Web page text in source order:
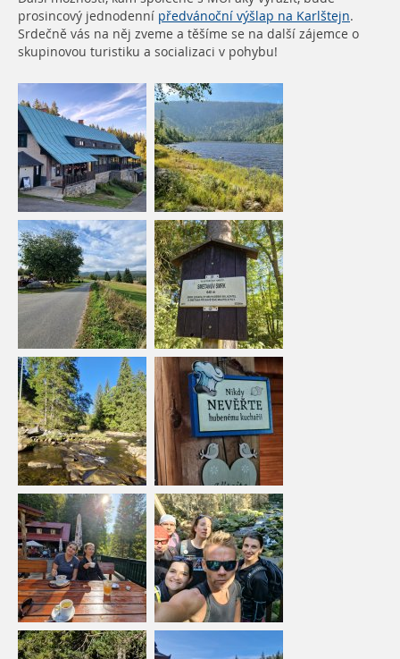
prosincový jednodenní předvánoční výšlap na Karlštejn.
Srdečně vás na něj zveme a těšíme se na další zájemce o
skupinovou turistiku a socializaci v pohybu!